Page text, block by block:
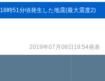
18時51分頃発生した地震(最大震度2)
2019年07月08日18:54発表